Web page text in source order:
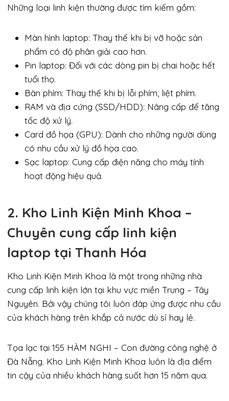
Những loại linh kiện thường được tìm kiếm gồm:
Màn hình laptop: Thay thế khi bị vỡ hoặc sản
phẩm có độ phân giải cao hơn.
Pin laptop: Đối với các dòng pin bị chai hoặc hết
tuổi thọ.
Bàn phím: Thay thế khi bị lỗi phím, liệt phím.
RAM và địa cứng (SSD/HDD): Nâng cấp để tăng
tốc độ xử lý.
Card đồ họa (GPU): Dành cho những người dùng
có nhu cầu xử lý đồ họa cao.
Sạc laptop: Cung cấp điện năng cho máy tính
hoạt động hiệu quả.
2. Kho Linh Kiện Minh Khoa –
Chuyên cung cấp linh kiện
laptop tại Thanh Hóa
Kho Linh Kiện Minh Khoa là một trong những nhà
cung cấp linh kiện lớn tại khu vực miền Trung – Tây
Nguyên. Bởi vậy chúng tôi luôn đáp ứng được nhu cầu
của khách hàng trên khắp cả nước dù sỉ hay lẻ.
Tọa lạc tại 155 HÀM NGHI – Con đường công nghệ ở
Đà Nẵng. Kho Linh Kiện Minh Khoa luôn là địa điểm
tin cậy của nhiều khách hàng suốt hơn 15 năm qua.